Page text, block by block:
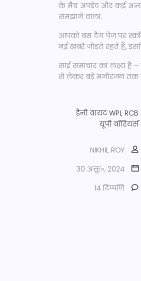
के मैच अपडेट और कई अन्य
समझाने वाला.
आपको बस टैग पेज पर
नई ख़बरें जोड़ते रहते हैं,
साई समाचार का लक्ष्य
से लेकर बड़े मनोरंजन तक
डैनी वायट WPL RCB
यूपी वॉरियर्स
NIKHIL ROY
30 अक्तू॰, 2024
14 टिप्पणि